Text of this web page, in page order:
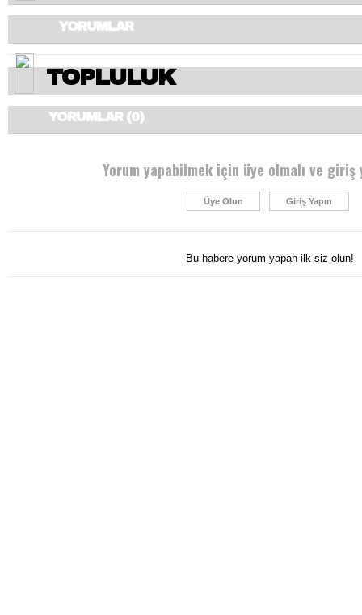
YORUMLAR
TOPLULUK
YORUMLAR (0)
Yorum yapabilmek için üye olmalı ve giriş
Üye Olun Giriş Yapın
Bu habere yorum yapan ilk siz olun!